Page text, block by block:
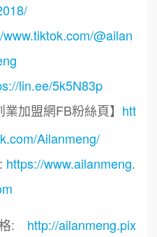
@ailan
lin.ee/5k5N83p
加盟網FB粉絲頁】 htt
Ailanmeng/
https://www.ailanmeng.
: http://ailanmeng.pix